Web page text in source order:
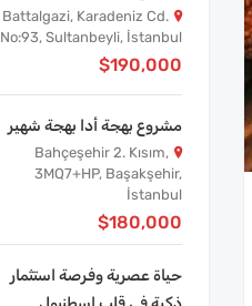
Battalgazi, Karadeniz Cd.
No:93, Sultanbeyli, İstanbul
$190,000
مشروع بهجة أدا بهجة شهير
Bahçeşehir 2. Kısım,
3MQ7+HP, Başakşehir,
İstanbul
$180,000
حياة عصرية وفرصة استثمار